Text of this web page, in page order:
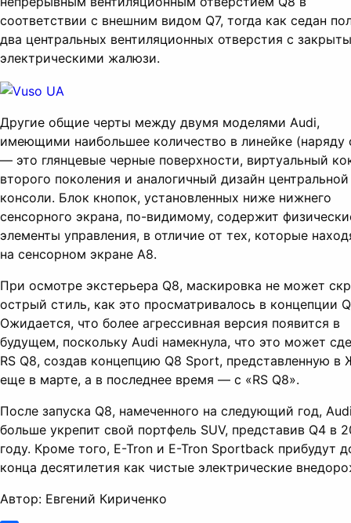
соответствии с внешним видом Q7, тогда как седан
два центральных вентиляционных отверстия с
электрическими жалюзи.
Другие общие черты между двумя моделями Audi,
имеющими наибольшее количество в линейке (наряду
— это глянцевые черные поверхности, виртуальный
второго поколения и аналогичный дизайн центральной
консоли. Блок кнопок, установленных ниже нижнего
сенсорного экрана, по-видимому, содержит
элементы управления, в отличие от тех, которые
на сенсорном экране A8.
При осмотре экстерьера Q8, маскировка не может
острый стиль, как это просматривалось в концепции
Ожидается, что более агрессивная версия появится в
будущем, поскольку Audi намекнула, что это может
RS Q8, создав концепцию Q8 Sport, представленную в
еще в марте, а в последнее время — с «RS Q8».
После запуска Q8, намеченного на следующий год,
больше укрепит свой портфель SUV, представив Q4 в
году. Кроме того, E-Tron и E-Tron Sportback прибудут
конца десятилетия как чистые электрические
Автор: Евгений Кириченко